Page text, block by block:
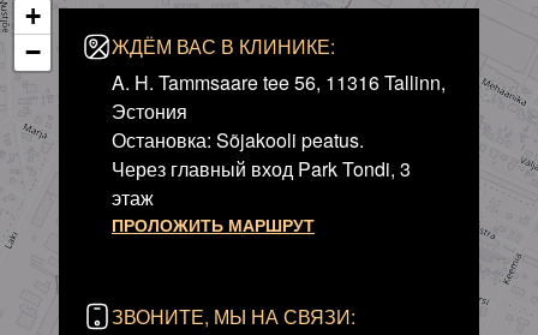
ЖДЁМ ВАС В КЛИНИКЕ:
A. H. Tammsaare tee 56, 11316 Tallinn,
Эстония
Остановка: Sõjakooli peatus.
Через главный вход Park Tondi, 3
этаж
ПРОЛОЖИТЬ МАРШРУТ
ЗВОНИТЕ, МЫ НА СВЯЗИ:
+
−